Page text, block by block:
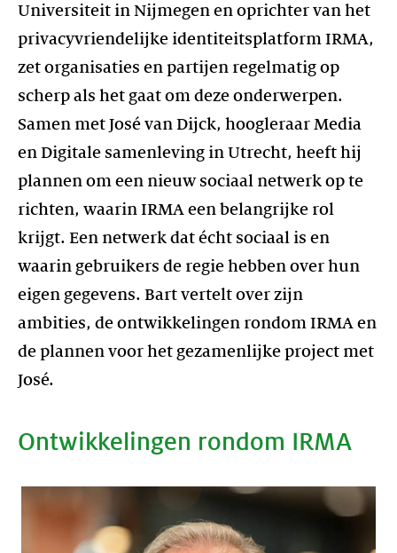
Universiteit in Nijmegen en oprichter van het
privacyvriendelijke identiteitsplatform IRMA,
zet organisaties en partijen regelmatig op
scherp als het gaat om deze onderwerpen.
Samen met José van Dijck, hoogleraar Media
en Digitale samenleving in Utrecht, heeft hij
plannen om een nieuw sociaal netwerk op te
richten, waarin IRMA een belangrijke rol
krijgt. Een netwerk dat écht sociaal is en
waarin gebruikers de regie hebben over hun
eigen gegevens. Bart vertelt over zijn
ambities, de ontwikkelingen rondom IRMA en
de plannen voor het gezamenlijke project met
José.
Ontwikkelingen rondom IRMA